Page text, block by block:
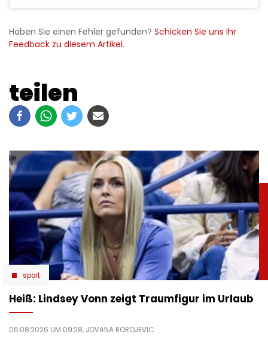
Haben Sie einen Fehler gefunden? Schicken Sie uns Ihr
Feedback zu diesem Artikel.
teilen
sport
Heiß: Lindsey Vonn zeigt Traumfigur im Urlaub
06.08.2026 UM 09:28, JOVANA BOROJEVIC